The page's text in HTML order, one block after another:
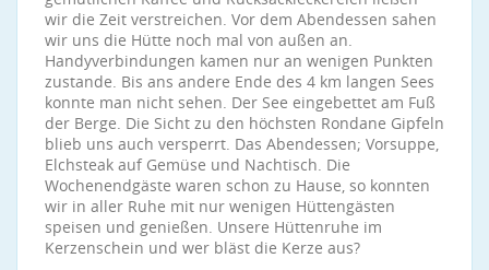
wir die Zeit verstreichen. Vor dem Abendessen sahen
wir uns die Hütte noch mal von außen an.
Handyverbindungen kamen nur an wenigen Punkten
zustande. Bis ans andere Ende des 4 km langen Sees
konnte man nicht sehen. Der See eingebettet am Fuß
der Berge. Die Sicht zu den höchsten Rondane Gipfeln
blieb uns auch versperrt. Das Abendessen; Vorsuppe,
Elchsteak auf Gemüse und Nachtisch. Die
Wochenendgäste waren schon zu Hause, so konnten
wir in aller Ruhe mit nur wenigen Hüttengästen
speisen und genießen. Unsere Hüttenruhe im
Kerzenschein und wer bläst die Kerze aus?